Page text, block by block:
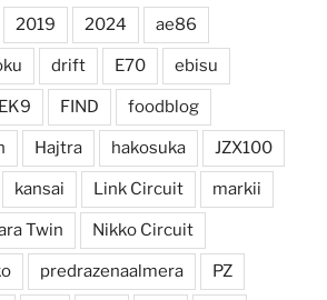
2019 2024 ae86
drift E70 ebisu
EK9 FIND foodblog
Hajtra hakosuka JZX100
kansai Link Circuit markii
Twin Nikko Circuit
predrazenaalmera PZ